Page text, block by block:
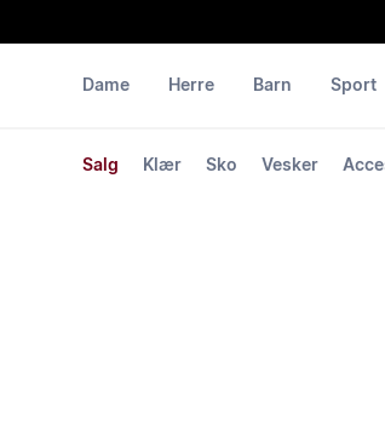
Dame
Salg Klær Sko Vesker
Herre Barn Sport